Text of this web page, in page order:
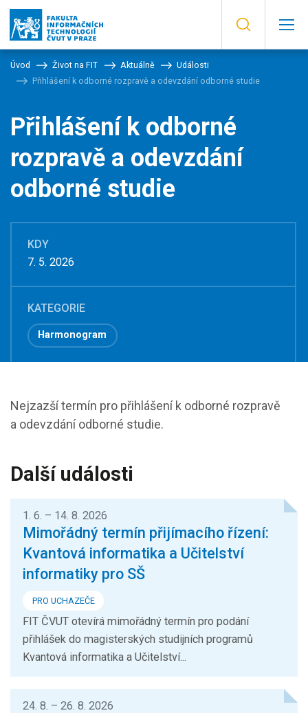
Úvod Život na FIT Aktuálně
Události
Přihlášení k odborné rozpravě a odevzdání odborné studie
Přihlášení k odborné
rozpravě a odevzdání
odborné studie
KDY
7. 5. 2026
KATEGORIE
Harmonogram
Nejzazší termín pro přihlášení k odborné rozpravě
a odevzdání odborné studie.
Další události
1. 6. – 14. 8. 2026
Mimořádný termín přijímacího řízení:
Kvantová informatika a Učitelství
informatiky pro SŠ
PRO UCHAZEČE
FIT ČVUT otevírá mimořádný termín pro podání
přihlášek do magisterských studijních programů
Kvantová informatika a Učitelství...
24. 8. – 26. 8. 2026